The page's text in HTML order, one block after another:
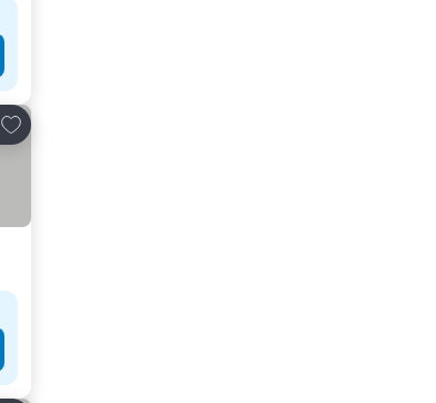
Dodati u favorite